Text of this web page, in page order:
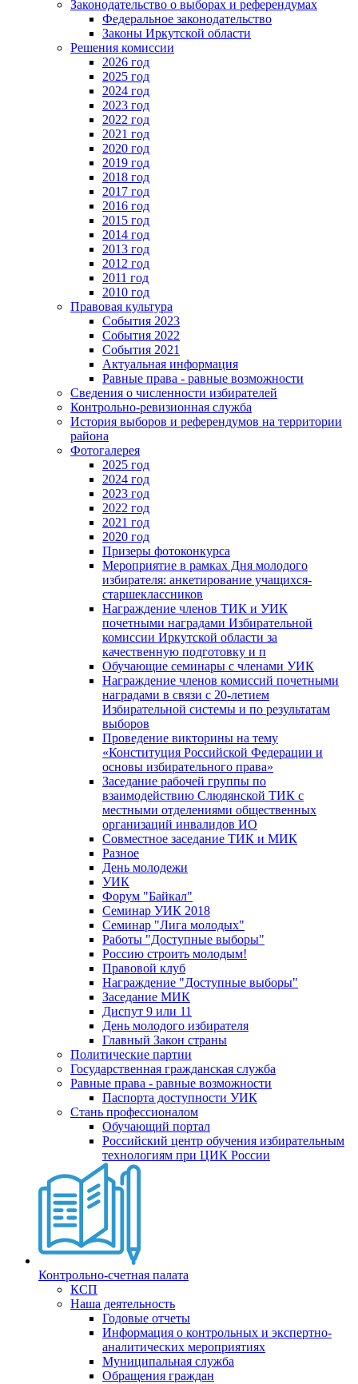
Законодательство о выборах и референдумах
Федеральное законодательство
Законы Иркутской области
Решения комиссии
2026 год
2025 год
2024 год
2023 год
2022 год
2021 год
2020 год
2019 год
2018 год
2017 год
2016 год
2015 год
2014 год
2013 год
2012 год
2011 год
2010 год
Правовая культура
События 2023
События 2022
События 2021
Актуальная информация
Равные права - равные возможности
Сведения о численности избирателей
Контрольно-ревизионная служба
История выборов и референдумов на территории
района
Фотогалерея
2025 год
2024 год
2023 год
2022 год
2021 год
2020 год
Призеры фотоконкурса
Мероприятие в рамках Дня молодого
избирателя: анкетирование учащихся-
старшеклассников
Награждение членов ТИК и УИК
почетными наградами Избирательной
комиссии Иркутской области за
качественную подготовку и п
Обучающие семинары с членами УИК
Награждение членов комиссий почетными
наградами в связи с 20-летием
Избирательной системы и по результатам
выборов
Проведение викторины на тему
«Конституция Российской Федерации и
основы избирательного права»
Заседание рабочей группы по
взаимодействию Слюдянской ТИК с
местными отделениями общественных
организаций инвалидов ИО
Совместное заседание ТИК и МИК
Разное
День молодежи
УИК
Форум "Байкал"
Семинар УИК 2018
Семинар "Лига молодых"
Работы "Доступные выборы"
Россию строить молодым!
Правовой клуб
Награждение "Доступные выборы"
Заседание МИК
Диспут 9 или 11
День молодого избирателя
Главный Закон страны
Политические партии
Государственная гражданская служба
Равные права - равные возможности
Паспорта доступности УИК
Стань профессионалом
Обучающий портал
Российский центр обучения избирательным
технологиям при ЦИК России
Контрольно-счетная палата
КСП
Наша деятельность
Годовые отчеты
Информация о контрольных и экспертно-
аналитических мероприятиях
Муниципальная служба
Обращения граждан